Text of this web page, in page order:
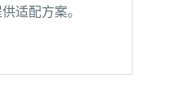
适配方案。